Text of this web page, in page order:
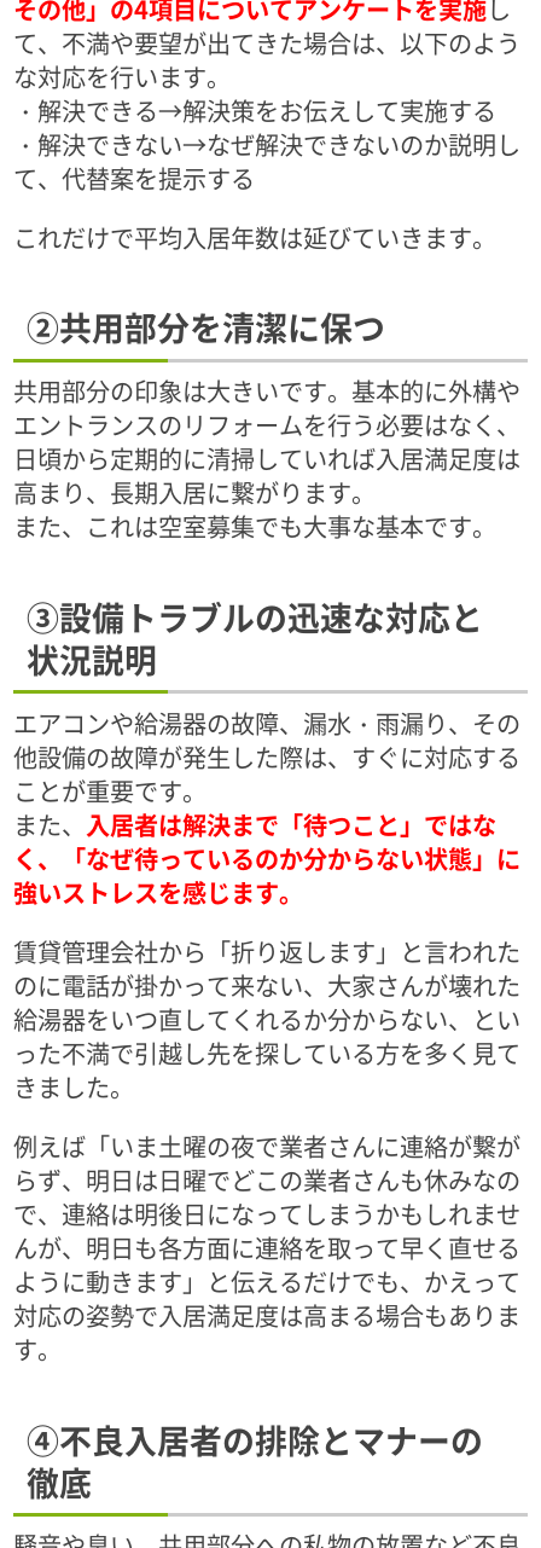
その他」の4項目についてアンケートを実施し
て、不満や要望が出てきた場合は、以下のよう
な対応を行います。
・解決できる→解決策をお伝えして実施する
・解決できない→なぜ解決できないのか説明し
て、代替案を提示する
これだけで平均入居年数は延びていきます。
②共用部分を清潔に保つ
共用部分の印象は大きいです。基本的に外構や
エントランスのリフォームを行う必要はなく、
日頃から定期的に清掃していれば入居満足度は
高まり、長期入居に繋がります。
また、これは空室募集でも大事な基本です。
③設備トラブルの迅速な対応と
状況説明
エアコンや給湯器の故障、漏水・雨漏り、その
他設備の故障が発生した際は、すぐに対応する
ことが重要です。
また、 入居者は解決まで「待つこと」ではな
く、「なぜ待っているのか分からない状態」に
強いストレスを感じます。
賃貸管理会社から「折り返します」と言われた
のに電話が掛かって来ない、大家さんが壊れた
給湯器をいつ直してくれるか分からない、とい
った不満で引越し先を探している方を多く見て
きました。
例えば「いま土曜の夜で業者さんに連絡が繋が
らず、明日は日曜でどこの業者さんも休みなの
で、連絡は明後日になってしまうかもしれませ
んが、明日も各方面に連絡を取って早く直せる
ように動きます」と伝えるだけでも、かえって
対応の姿勢で入居満足度は高まる場合もありま
す。
④不良入居者の排除とマナーの
徹底